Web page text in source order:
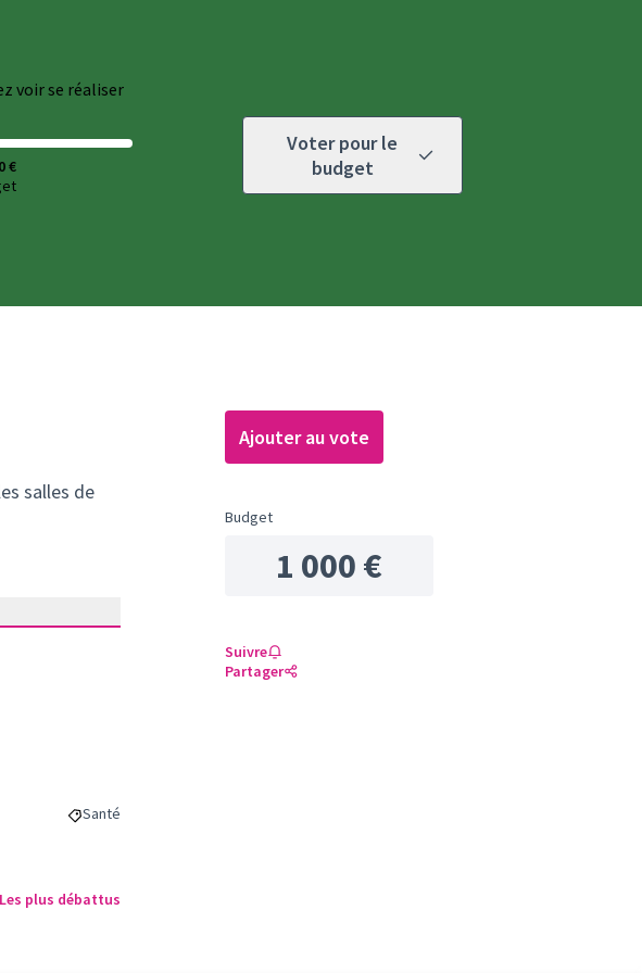
voir se réaliser
€
Voter pour le
budget
salles de
Filtrer les résultats de la catégorie : Santé
Santé
Ajouter au vote
Budget
1 000 €
Suivre
Partager
Les plus débattus